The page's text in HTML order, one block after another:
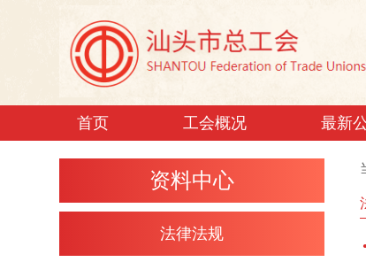
首页 工会概况 最新
资料中心
法律法规 ·